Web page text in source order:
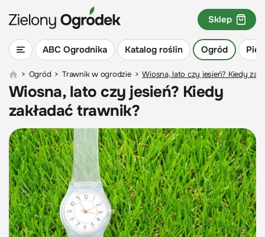
ABC Ogrodnika Katalog roślin Ogród
Sklep
> Ogród > Trawnik w ogrodzie > Wiosna, lato czy jesień? Kiedy
Wiosna, lato czy jesień? Kiedy
zakładać trawnik?